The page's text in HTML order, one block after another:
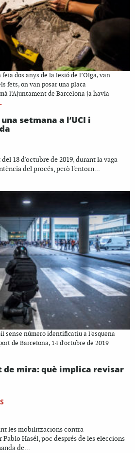
feia dos anys de la lesió de l’Olga, van
fets, on van posar una placa
l’Ajuntament de Barcelona ja havia
setmana a l’UCI i
18 d'octubre de 2019, durant la vaga
del procés, però l'entorn...
sense número identificatiu a l'esquena
de Barcelona, 14 d'octubre de 2019
de mira: què implica revisar
les mobilitzacions contra
Pablo Hasél, poc després de les eleccions
de...